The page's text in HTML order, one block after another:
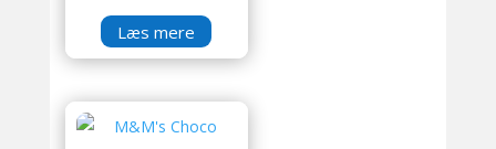
Læs mere